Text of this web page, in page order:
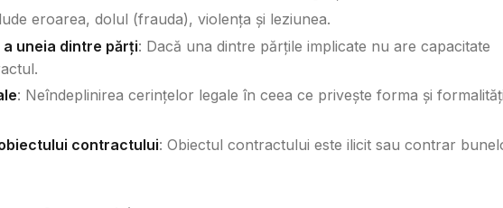
eroarea, dolul (frauda), violența și leziunea.
uneia dintre părți: Dacă una dintre părțile implicate nu are capacitate
: Neîndeplinirea cerințelor legale în ceea ce privește forma și
contractului: Obiectul contractului este ilicit sau contrar